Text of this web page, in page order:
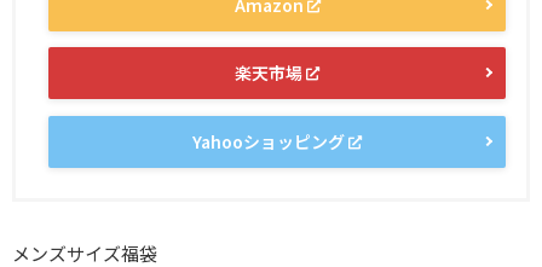
楽天市場
Yahooショッピング
メンズサイズ福袋